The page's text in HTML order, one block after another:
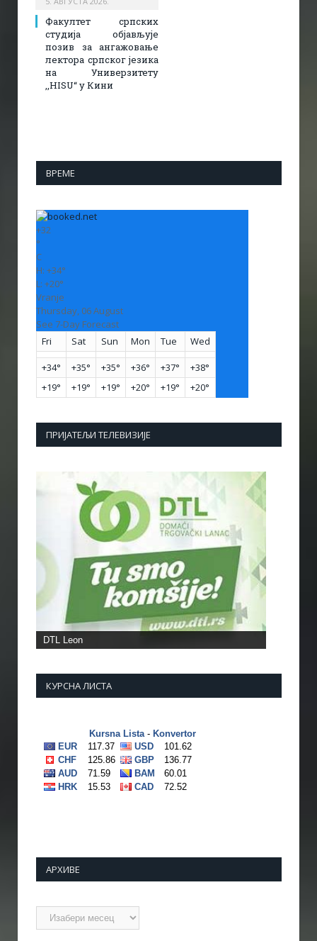
Факултет српских
студија објављује
позив за ангажовање
лектора српског језика
на Универзитету
,,HISU“ у Кини
ВРЕМЕ
+32
°
C
H: +34°
L: +20°
Vranje
Thursday, 06 August
See 7-Day Forecast
Fri
Sat Sun Mon Tue Wed
+34° +35° +35° +36° +37° +38°
+19° +19° +19° +20° +19° +20°
ПРИЈАТЕЉИ ТЕЛЕВИЗИЈЕ
DTL Leon
КУРСНА ЛИСТА
АРХИВЕ
Архиве